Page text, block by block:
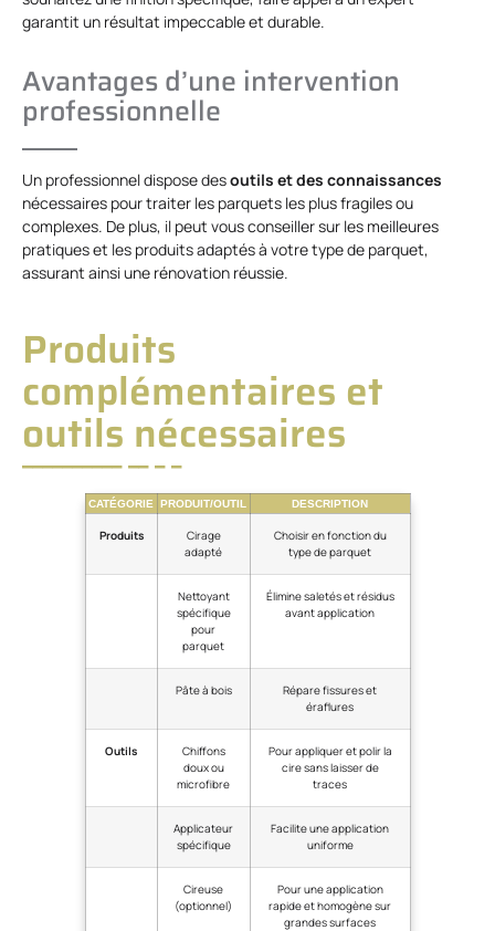
garantit un résultat impeccable et durable.
Avantages d’une intervention
professionnelle
Un professionnel dispose desoutils et des connaissances
nécessaires pour traiter les parquets les plus fragiles ou
complexes. De plus, il peut vous conseiller sur les meilleures
pratiques et les produits adaptés à votre type de parquet,
assurant ainsi une rénovation réussie.
Produits
complémentaires et
outils nécessaires
CATÉGORIE PRODUIT/OUTIL DESCRIPTION
Produits
Cirage
adapté
Choisir en fonction du
type de parquet
Nettoyant
spécifique
pour
parquet
Élimine saletés et résidus
avant application
Pâte à bois
Répare fissures et
éraflures
Outils
Chiffons
doux ou
microfibre
Pour appliquer et polir la
cire sans laisser de
traces
Applicateur
spécifique
Facilite une application
uniforme
Cireuse
(optionnel)
Pour une application
rapide et homogène sur
grandes surfaces